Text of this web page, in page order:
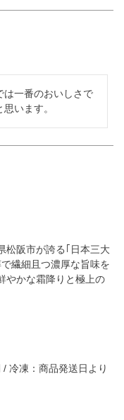
は一番のおいしさで
います。
松阪市が誇る｢日本三大
繊細且つ濃厚な旨味を
やかな霜降りと極上の
冷凍：商品発送日より